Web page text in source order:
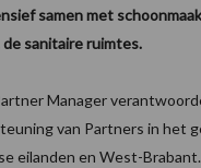
samen met
sanitaire ruimtes.
Manager
van Partners in het
eilanden en West-